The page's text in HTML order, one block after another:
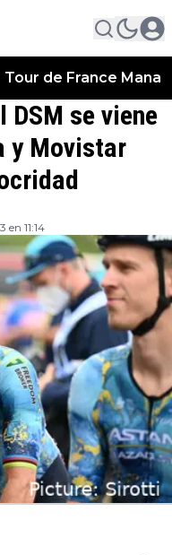
Tour de France
se viene
y Movistar
en 11:14